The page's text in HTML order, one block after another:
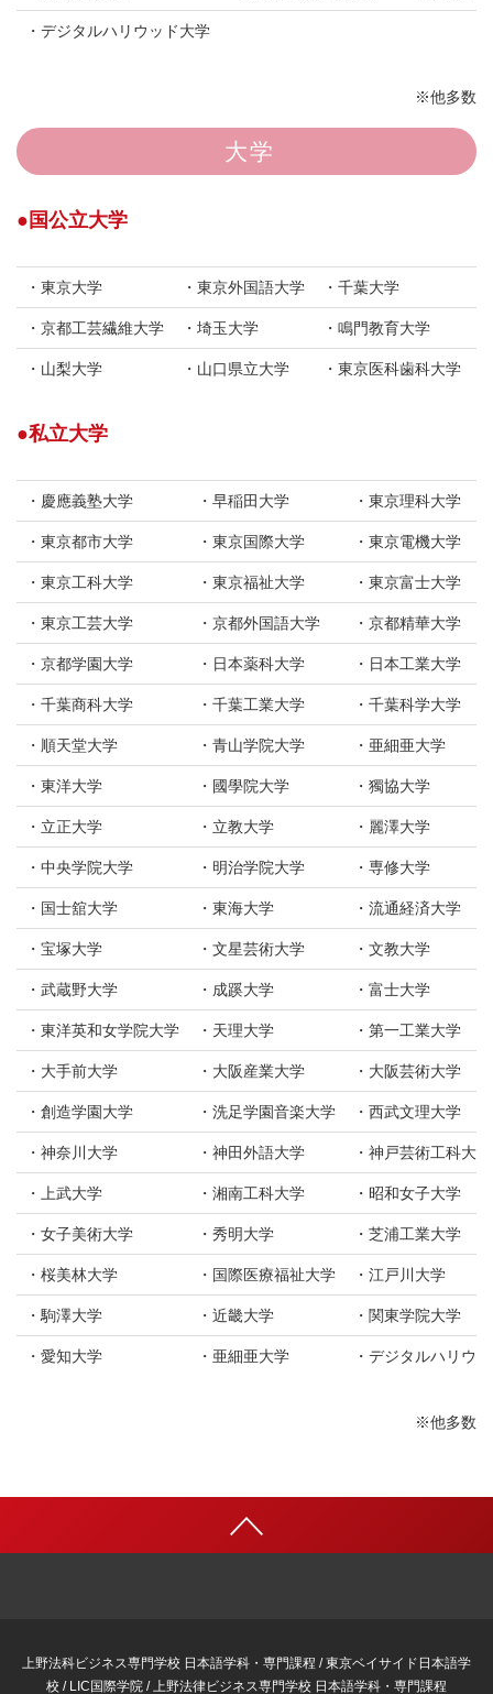
デジタルハリウッド大学
※他多数
大学
国公立大学
東京大学 東京外国語大学 千葉大学
京都工芸繊維大学 埼玉大学 鳴門教育大学
山梨大学 山口県立大学 東京医科歯科大学
私立大学
慶應義塾大学 早稲田大学 東京理科大学
東京都市大学 東京国際大学 東京電機大学
東京工科大学 東京福祉大学 東京富士大学
東京工芸大学 京都外国語大学 京都精華大学
京都学園大学 日本薬科大学 日本工業大学
千葉商科大学 千葉工業大学 千葉科学大学
順天堂大学 青山学院大学 亜細亜大学
東洋大学 國學院大学 獨協大学
立正大学 立教大学 麗澤大学
中央学院大学 明治学院大学 専修大学
国士舘大学 東海大学 流通経済大学
宝塚大学 文星芸術大学 文教大学
武蔵野大学 成蹊大学 富士大学
東洋英和女学院大学 天理大学 第一工業大学
大手前大学 大阪産業大学 大阪芸術大学
創造学園大学 洗足学園音楽大学 西武文理大学
神奈川大学 神田外語大学 神戸芸術工科大学
上武大学 湘南工科大学 昭和女子大学
女子美術大学 秀明大学 芝浦工業大学
桜美林大学 国際医療福祉大学 江戸川大学
駒澤大学 近畿大学 関東学院大学
愛知大学 亜細亜大学 デジタルハリウ
※他多数
上野法科ビジネス専門学校 日本語学科・専門課程 / 東京ベイサイド日本語学
校 / LIC国際学院 / 上野法律ビジネス専門学校 日本語学科・専門課程